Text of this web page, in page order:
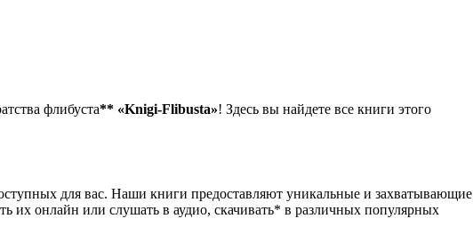
флибуста** «Knigi-Flibusta»! Здесь вы найдете все книги этого
для вас. Наши книги предоставляют уникальные и захватывающие
их онлайн или слушать в аудио, скачивать* в различных популярных